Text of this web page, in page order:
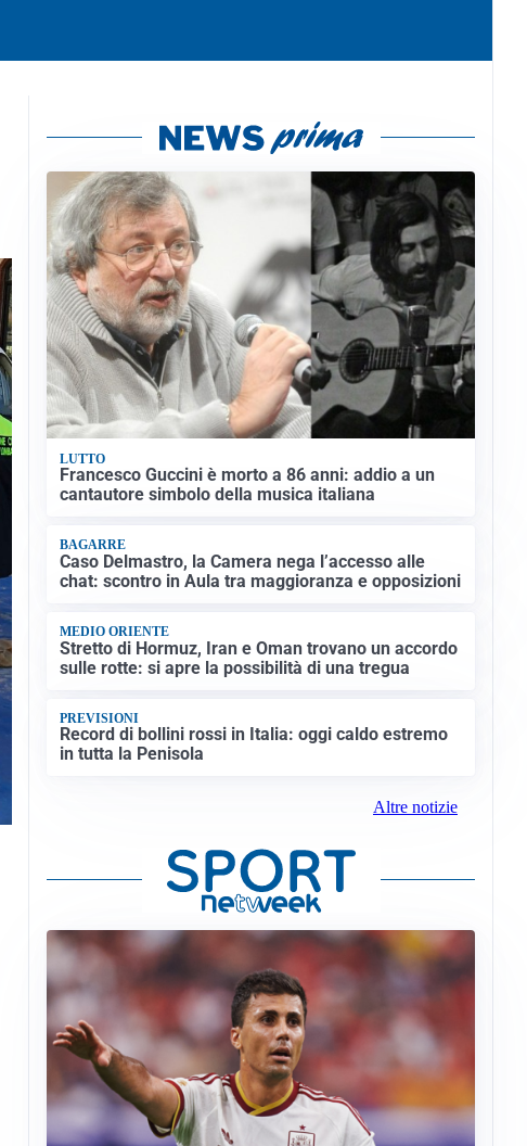
LUTTO
Francesco Guccini è morto a 86 anni: addio a un
cantautore simbolo della musica italiana
BAGARRE
Caso Delmastro, la Camera nega l’accesso alle
chat: scontro in Aula tra maggioranza e opposizioni
MEDIO ORIENTE
Stretto di Hormuz, Iran e Oman trovano un accordo
sulle rotte: si apre la possibilità di una tregua
PREVISIONI
Record di bollini rossi in Italia: oggi caldo estremo
in tutta la Penisola
Altre notizie